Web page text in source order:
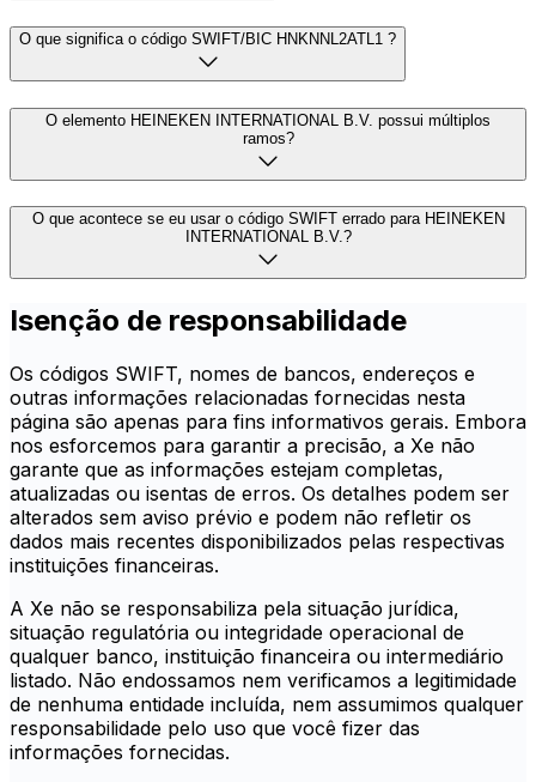
O que significa o código SWIFT/BIC HNKNNL2ATL1 ?
O elemento HEINEKEN INTERNATIONAL B.V. possui múltiplos
ramos?
O que acontece se eu usar o código SWIFT errado para HEINEKEN
INTERNATIONAL B.V.?
Isenção de responsabilidade
Os códigos SWIFT, nomes de bancos, endereços e
outras informações relacionadas fornecidas nesta
página são apenas para fins informativos gerais. Embora
nos esforcemos para garantir a precisão, a Xe não
garante que as informações estejam completas,
atualizadas ou isentas de erros. Os detalhes podem ser
alterados sem aviso prévio e podem não refletir os
dados mais recentes disponibilizados pelas respectivas
instituições financeiras.
A Xe não se responsabiliza pela situação jurídica,
situação regulatória ou integridade operacional de
qualquer banco, instituição financeira ou intermediário
listado. Não endossamos nem verificamos a legitimidade
de nenhuma entidade incluída, nem assumimos qualquer
responsabilidade pelo uso que você fizer das
informações fornecidas.